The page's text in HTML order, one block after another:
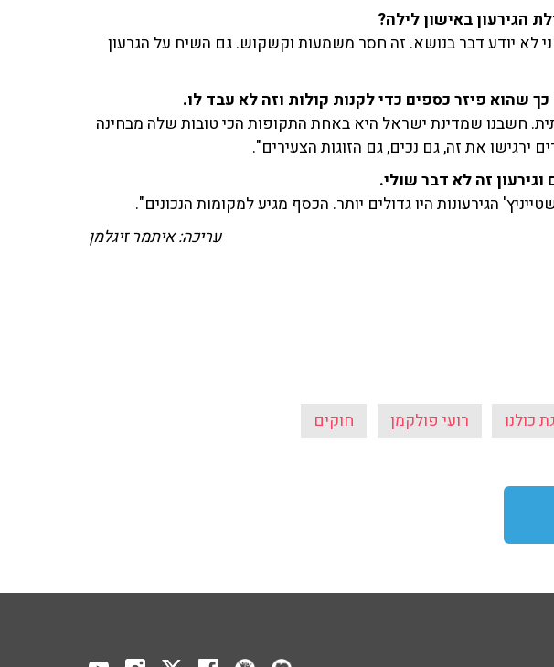
הגירעון באישון לילה?
לא יודע דבר בנושא. זה חסר משמעות וקשקוש. גם השיח על הגרעון
שהוא פיזר כספים כדי לקנות קולות וזה לא עבד לו.
חשבנו שמדינת ישראל היא באחת התקופות הכי טובות שלה מבחינה
ירגישו את זה, גם נכים, גם הזוגות הצעירים".
זה לא דבר שולי.
עריכה: איתמר זיגלמן
כולנו רועי פולקמן חוקים